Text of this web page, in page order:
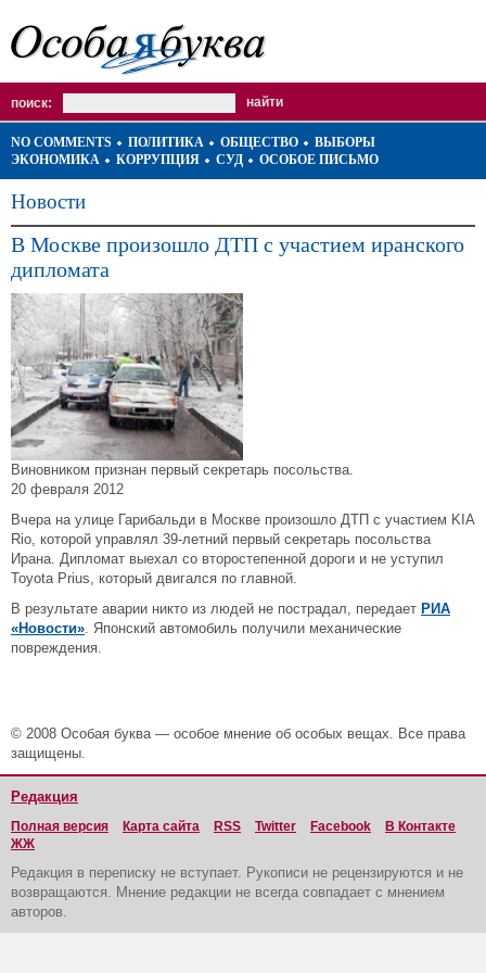
поиск:
NO COMMENTS ПОЛИТИКА ОБЩЕСТВО
ВЫБОРЫ
ЭКОНОМИКА
КОРРУПЦИЯ СУД ОСОБОЕ ПИСЬМО
Новости
В Москве произошло ДТП с участием иранского
дипломата
Виновником признан первый секретарь посольства.
20 февраля 2012
Вчера на улице Гарибальди в Москве произошло ДТП с участием KIA
Rio, которой управлял 39-летний первый секретарь посольства
Ирана. Дипломат выехал со второстепенной дороги и не уступил
Toyota Prius, который двигался по главной.
В результате аварии никто из людей не пострадал, передает РИА
«Новости». Японский автомобиль получили механические
повреждения.
© 2008 Особая буква — особое мнение об особых вещах. Все права
защищены.
Редакция
Полная версия Карта сайта RSS Twitter Facebook
В Контакте
ЖЖ
Редакция в переписку не вступает. Рукописи не рецензируются и не
возвращаются. Мнение редакции не всегда совпадает с мнением
авторов.